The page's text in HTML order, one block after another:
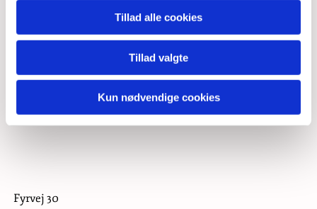
Tillad alle cookies
Tillad valgte
Kun nødvendige cookies
Fyrvej 30